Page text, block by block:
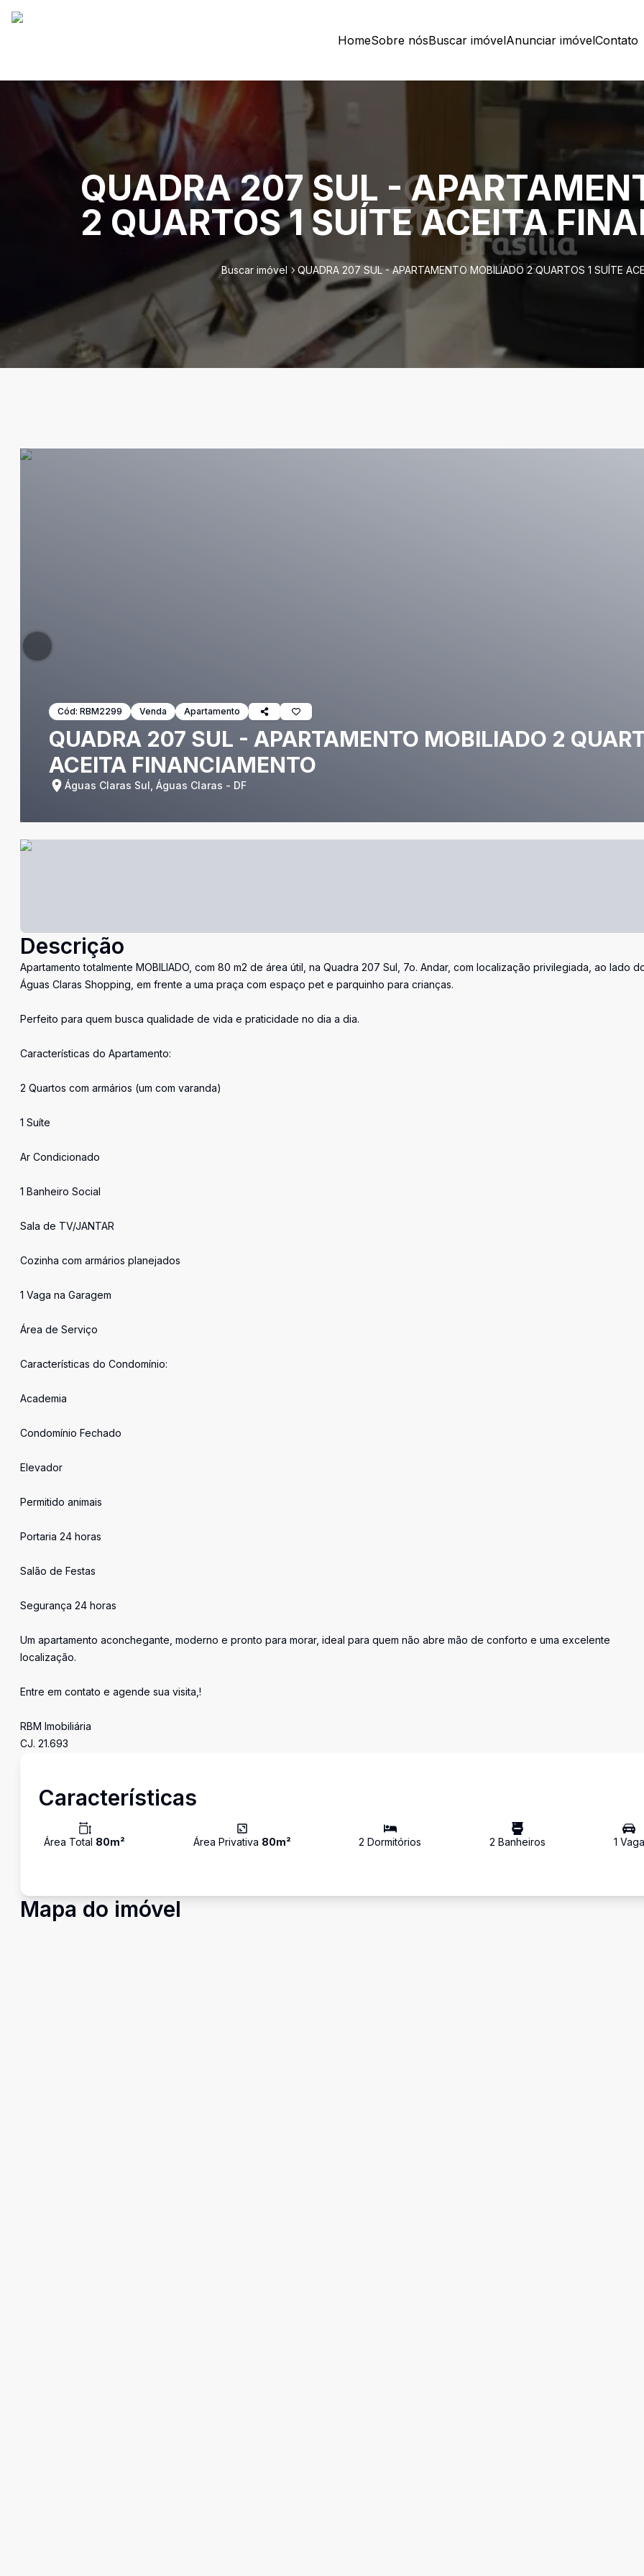
HomeSobre nósBuscar imóvelAnunciar imóvelContato
QUADRA 207 SUL -
2 QUARTOS 1 SUÍTE ACEITA
Buscar imóvel QUADRA 207 SUL - APARTAMENTO MOBILIADO 2 QUARTOS 1 SUÍTE
Cód: RBM2299 Venda Apartamento
QUADRA 207 SUL - APARTAMENTO MOBILIADO 2
ACEITA FINANCIAMENTO
Águas Claras Sul, Águas Claras - DF
Descrição
Apartamento totalmente MOBILIADO, com 80 m2 de área útil, na Quadra 207 Sul, 7o. Andar, com localização privilegiada, ao lado
Águas Claras Shopping, em frente a uma praça com espaço pet e parquinho para crianças.
Perfeito para quem busca qualidade de vida e praticidade no dia a dia.
Características do Apartamento:
2 Quartos com armários (um com varanda)
1 Suíte
Ar Condicionado
1 Banheiro Social
Sala de TV/JANTAR
Cozinha com armários planejados
1 Vaga na Garagem
Área de Serviço
Características do Condomínio:
Academia
Condomínio Fechado
Elevador
Permitido animais
Portaria 24 horas
Salão de Festas
Segurança 24 horas
Um apartamento aconchegante, moderno e pronto para morar, ideal para quem não abre mão de conforto e uma excelente
localização.
Entre em contato e agende sua visita,!
RBM Imobiliária
CJ. 21.693
Características
Área Total 80m² Área Privativa 80m² 2 Dormitórios 2 Banheiros 1 Vaga
Mapa do imóvel